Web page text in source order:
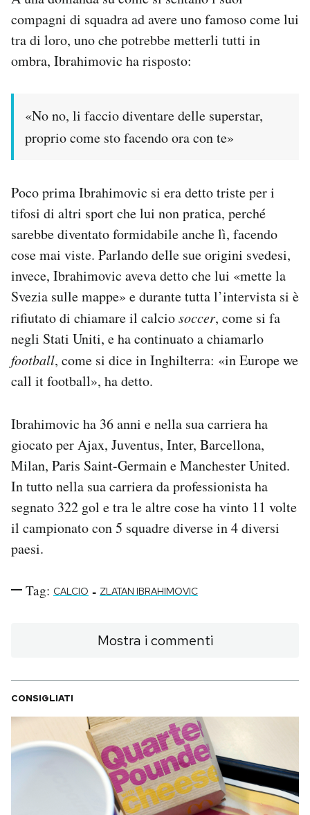
compagni di squadra ad avere uno famoso come lui
tra di loro, uno che potrebbe metterli tutti in
ombra, Ibrahimovic ha risposto:
«No no, li faccio diventare delle superstar,
proprio come sto facendo ora con te»
Poco prima Ibrahimovic si era detto triste per i
tifosi di altri sport che lui non pratica, perché
sarebbe diventato formidabile anche lì, facendo
cose mai viste. Parlando delle sue origini svedesi,
invece, Ibrahimovic aveva detto che lui «mette la
Svezia sulle mappe» e durante tutta l’intervista si è
rifiutato di chiamare il calciosoccer, come si fa
negli Stati Uniti, e ha continuato a chiamarlo
football, come si dice in Inghilterra: «in Europe we
call it football», ha detto.
Ibrahimovic ha 36 anni e nella sua carriera ha
giocato per Ajax, Juventus, Inter, Barcellona,
Milan, Paris Saint-Germain e Manchester United.
In tutto nella sua carriera da professionista ha
segnato 322 gol e tra le altre cose ha vinto 11 volte
il campionato con 5 squadre diverse in 4 diversi
paesi.
Tag: CALCIO - ZLATAN IBRAHIMOVIC
Mostra i commenti
CONSIGLIATI